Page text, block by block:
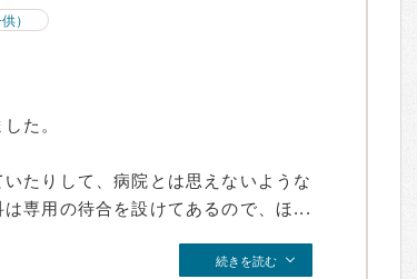
）
た。
たりして、病院とは思えないような
専用の待合を設けてあるので、ほ...
続きを読む